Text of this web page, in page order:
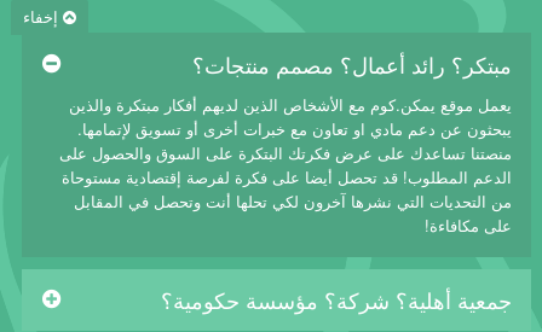
إخفاء
مبتكر؟ رائد أعمال؟ مصمم منتجات؟
يعمل موقع يمكن.كوم مع الأشخاص الذين لديهم أفكار مبتكرة والذين
يبحثون عن دعم مادي او تعاون مع خبرات أخرى أو تسويق لإتمامها.
منصتنا تساعدك على عرض فكرتك البتكرة على السوق والحصول على
الدعم المطلوب! قد تحصل أيضا على فكرة لفرصة إقتصادية مستوحاة
من التحديات التي نشرها آخرون لكي تحلها أنت وتحصل في المقابل
على مكافاءة!
جمعية أهلية؟ شركة؟ مؤسسة حكومية؟